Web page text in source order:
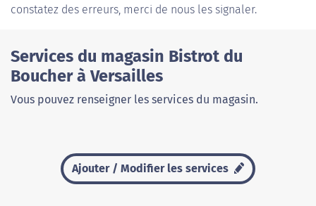
constatez des erreurs, merci de nous les signaler.
Services du magasin Bistrot du
Boucher à Versailles
Vous pouvez renseigner les services du magasin.
Ajouter / Modifier les services